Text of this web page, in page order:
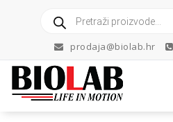
search
prodaja@biolab.hr